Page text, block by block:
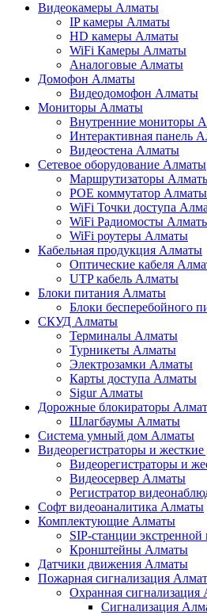
Видеокамеры Алматы
IP камеры Алматы
HD камеры Алматы
WiFi Камеры Алматы
Аналоговые Алматы
Домофон Алматы
Видеодомофон Алматы
Мониторы Алматы
Внутренние мониторы
Интерактивная панель
Видеостена Алматы
Сетевое оборудование Алматы
Маршрутизаторы
POE коммутатор Алматы
WiFi Точки доступа
WiFi Радиомосты
WiFi роутеры Алматы
Кабельная продукция Алматы
Оптические кабеля
UTP кабель Алматы
Блоки питания Алматы
Блоки бесперебойного
СКУД Алматы
Терминалы Алматы
Турникеты Алматы
Электрозамки Алматы
Карты доступа Алматы
Sigur Алматы
Дорожные блокираторы
Шлагбаумы Алматы
Система умный дом Алматы
Видеорегистраторы и
Видеорегистраторы и
Видеосервер Алматы
Регистратор
Софт видеоаналитика Алматы
Комплектующие Алматы
SIP-станции
Кронштейны Алматы
Датчики движения Алматы
Пожарная сигнализация
Охранная сигнализация
Сигнализация